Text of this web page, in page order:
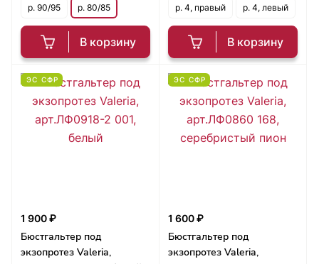
В корзину
р. 90/95
р. 80/85
В корзину
р. 4, правый
р. 4, левый
ЭС СФР
1 900 ₽
Бюстгальтер под
экзопротез Valeria,
ЭС СФР
1 600 ₽
Бюстгальтер под
экзопротез Valeria,